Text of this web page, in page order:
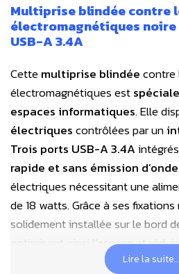
Multiprise blindée contre
électromagnétiques noire
USB-A 3.4A
Cettemultiprise blindéecontre
électromagnétiques est
espaces informatiques. Elle
électriquescontrôlées par un
Trois ports USB-A 3.4A
rapide et sans émission
électriques nécessitant une
de 18 watts. Grâce à ses
solidement installée sur le bord
optimisant ainsi l’espace et
Lire la suite...